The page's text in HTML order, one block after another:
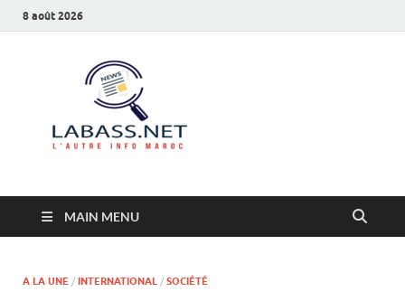
8 août 2026
MAIN MENU
A LA UNE / INTERNATIONAL / SOCIÉTÉ